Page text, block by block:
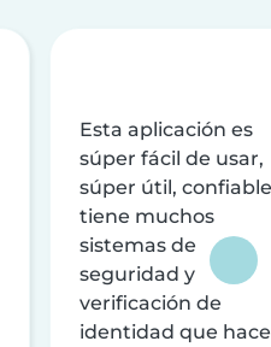
Esta aplicación es
súper fácil de usar,
súper útil,
tiene muchos
sistemas de
seguridad y
verificación de
identidad que